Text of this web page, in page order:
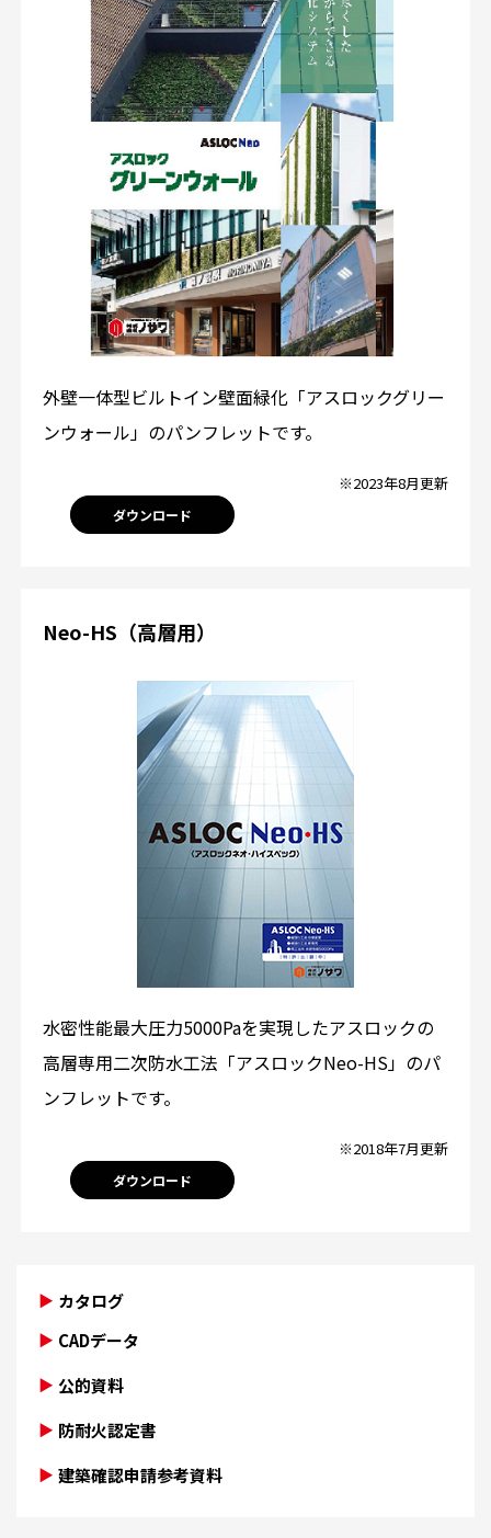
外壁一体型ビルトイン壁面緑化「アスロックグリー
ンウォール」のパンフレットです。
※2023年8月更新
ダウンロード
Neo-HS（高層用）
水密性能最大圧力5000Paを実現したアスロックの
高層専用二次防水工法「アスロックNeo-HS」のパ
ンフレットです。
※2018年7月更新
ダウンロード
カタログ
CADデータ
公的資料
防耐火認定書
建築確認申請参考資料